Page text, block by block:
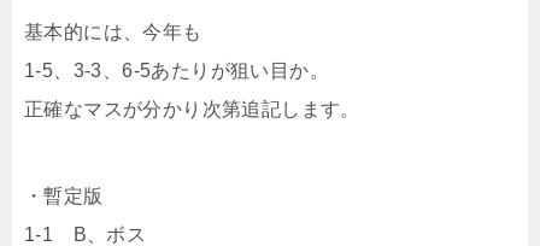
基本的には、今年も
1-5、3-3、6-5あたりが狙い目か。
正確なマスが分かり次第追記します。
・暫定版
1-1 B、ボス